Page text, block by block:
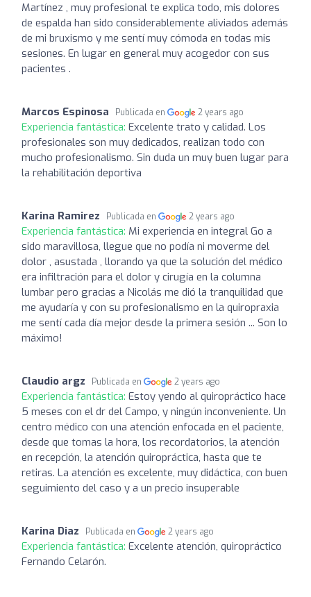
Martínez , muy profesional te explica todo, mis dolores
de espalda han sido considerablemente aliviados además
de mi bruxismo y me sentí muy cómoda en todas mis
sesiones. En lugar en general muy acogedor con sus
pacientes .
Marcos Espinosa Publicada en 2 years ago
Experiencia fantástica: Excelente trato y calidad. Los
profesionales son muy dedicados, realizan todo con
mucho profesionalismo. Sin duda un muy buen lugar para
la rehabilitación deportiva
Karina Ramirez Publicada en 2 years ago
Experiencia fantástica: Mi experiencia en integral Go a
sido maravillosa, llegue que no podía ni moverme del
dolor , asustada , llorando ya que la solución del médico
era infiltración para el dolor y cirugía en la columna
lumbar pero gracias a Nicolás me dió la tranquilidad que
me ayudaría y con su profesionalismo en la quiropraxia
me sentí cada día mejor desde la primera sesión ... Son lo
máximo!
Claudio argz Publicada en 2 years ago
Experiencia fantástica: Estoy yendo al quiropráctico hace
5 meses con el dr del Campo, y ningún inconveniente. Un
centro médico con una atención enfocada en el paciente,
desde que tomas la hora, los recordatorios, la atención
en recepción, la atención quiropráctica, hasta que te
retiras. La atención es excelente, muy didáctica, con buen
seguimiento del caso y a un precio insuperable
Karina Diaz Publicada en 2 years ago
Experiencia fantástica: Excelente atención, quiropráctico
Fernando Celarón.